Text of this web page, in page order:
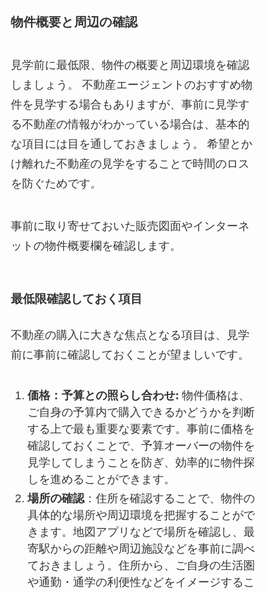
物件概要と周辺の確認
見学前に最低限、物件の概要と周辺環境を確認
しましょう。 不動産エージェントのおすすめ物
件を見学する場合もありますが、事前に見学す
る不動産の情報がわかっている場合は、基本的
な項目には目を通しておきましょう。 希望とか
け離れた不動産の見学をすることで時間のロス
を防ぐためです。
事前に取り寄せておいた販売図面やインターネ
ットの物件概要欄を確認します。
最低限確認しておく項目
不動産の購入に大きな焦点となる項目は、見学
前に事前に確認しておくことが望ましいです。
価格：予算との照らし合わせ: 物件価格は、
ご自身の予算内で購入できるかどうかを判断
する上で最も重要な要素です。事前に価格を
確認しておくことで、予算オーバーの物件を
見学してしまうことを防ぎ、効率的に物件探
しを進めることができます。
場所の確認：住所を確認することで、物件の
具体的な場所や周辺環境を把握することがで
きます。地図アプリなどで場所を確認し、最
寄駅からの距離や周辺施設などを事前に調べ
ておきましょう。住所から、ご自身の生活圏
や通勤・通学の利便性などをイメージするこ